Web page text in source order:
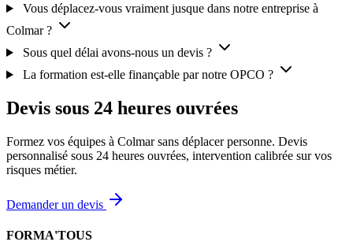
Vous déplacez-vous vraiment jusque dans notre entreprise à
Colmar ?
Sous quel délai avons-nous un devis ?
La formation est-elle finançable par notre OPCO ?
Devis sous 24 heures ouvrées
Formez vos équipes à Colmar sans déplacer personne. Devis
personnalisé sous 24 heures ouvrées, intervention calibrée sur vos
risques métier.
Demander un devis
FORMA'TOUS